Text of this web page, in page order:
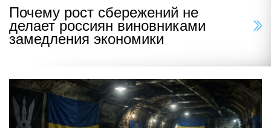
Почему рост сбережений не
делает россиян виновниками
замедления экономики